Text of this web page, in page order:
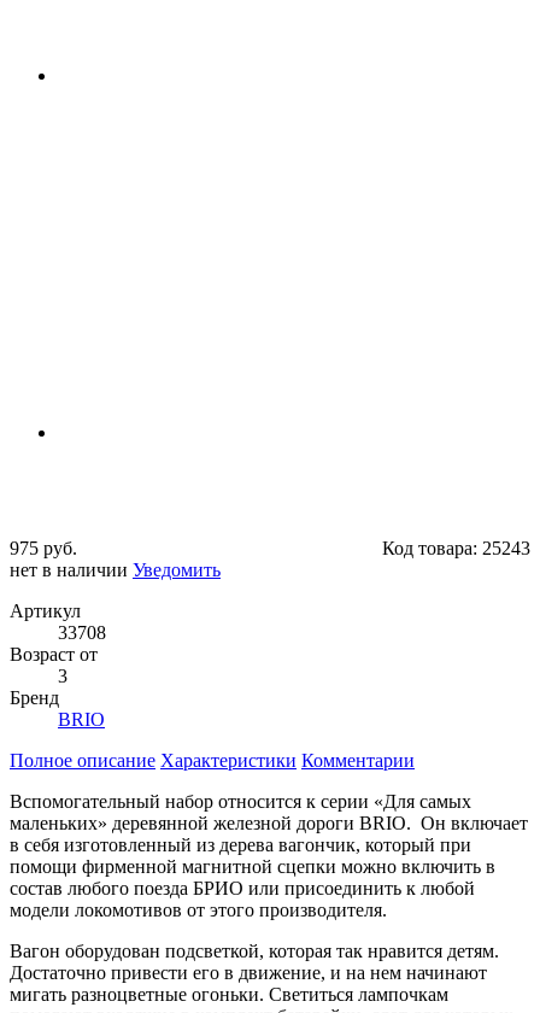
975 руб. Код товара: 25243
нет в наличии Уведомить
Артикул
33708
Возраст от
3
Бренд
BRIO
Полное описание Характеристики Комментарии
Вспомогательный набор относится к серии «Для самых
маленьких» деревянной железной дороги BRIO. Он включает
в себя изготовленный из дерева вагончик, который при
помощи фирменной магнитной сцепки можно включить в
состав любого поезда БРИО или присоединить к любой
модели локомотивов от этого производителя.
Вагон оборудован подсветкой, которая так нравится детям.
Достаточно привести его в движение, и на нем начинают
мигать разноцветные огоньки. Светиться лампочкам